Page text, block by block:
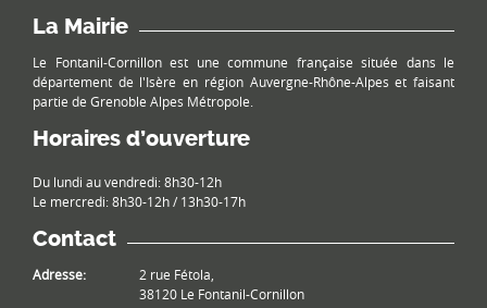
La Mairie
Le Fontanil-Cornillon est une commune française située dans le
département de l'Isère en région Auvergne-Rhône-Alpes et faisant
partie de Grenoble Alpes Métropole.
Horaires d’ouverture
Du lundi au vendredi: 8h30-12h
Le mercredi: 8h30-12h / 13h30-17h
Contact
Adresse:
2 rue Fétola,
38120 Le Fontanil-Cornillon